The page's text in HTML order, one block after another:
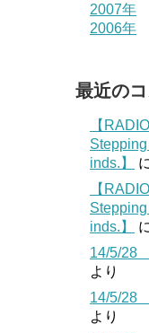
2007年
2006年
最近の
【
inds.】
【
inds.】
14/5/28
より
14/5/28
より